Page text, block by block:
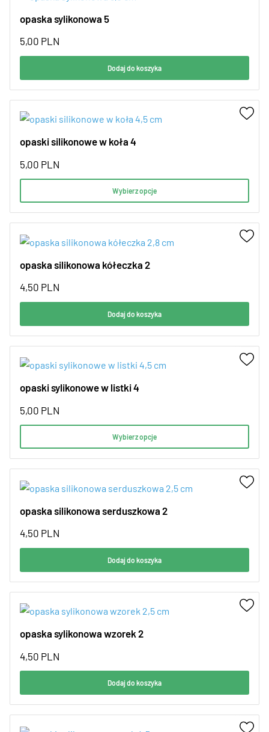
opaska sylikonowa 5
5,00 PLN
Dodaj do koszyka
opaski silikonowe w koła 4
5,00 PLN
Wybierz opcje
opaska silikonowa kółeczka 2
4,50 PLN
Dodaj do koszyka
opaski sylikonowe w listki 4
5,00 PLN
Wybierz opcje
opaska silikonowa serduszkowa 2
4,50 PLN
Dodaj do koszyka
opaska sylikonowa wzorek 2
4,50 PLN
Dodaj do koszyka